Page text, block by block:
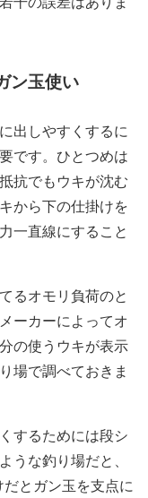
ン玉使い
出しやすくするに
です。ひとつめは
抗でもウキが沈む
から下の仕掛けを
一直線にすること
るオモリ負荷のと
ーカーによってオ
の使うウキが表示
場で調べておきま
するためには段シ
うな釣り場だと、
とガン玉を支点に